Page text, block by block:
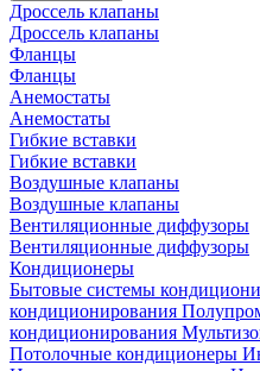
Дроссель клапаны
Дроссель клапаны
Фланцы
Фланцы
Анемостаты
Анемостаты
Гибкие вставки
Гибкие вставки
Воздушные клапаны
Воздушные клапаны
Вентиляционные диффузоры
Вентиляционные диффузоры
Кондиционеры
Бытовые системы
кондиционирования
кондиционирования
Потолочные кондиционеры